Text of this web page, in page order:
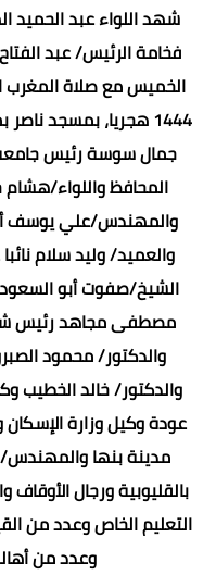
شهد اللواء عبد الحميد
فخامة الرئيس/ عبد
الخميس مع صلاة المغرب
1444 هجريا، بمسجد
جمال سوسة رئيس جامعة
المحافظ واللواء/
والمهندس/علي يوسف
والعميد/ وليد سلام
الشيخ/صفوت أبو
مصطفى مجاهد رئيس
والدكتور/ محمود
والدكتور/ خالد الخطيب
عودة وكيل وزارة
مدينة بنها والمهندس/
بالقليوبية ورجال
التعليم الخاص وعدد من
وعدد من